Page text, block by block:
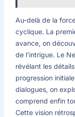
Au-delà de la
cyclique. La
avance, on
de l’intrigue. Le
révélant les
progression
dialogues, on
comprend enfin
Cette vision